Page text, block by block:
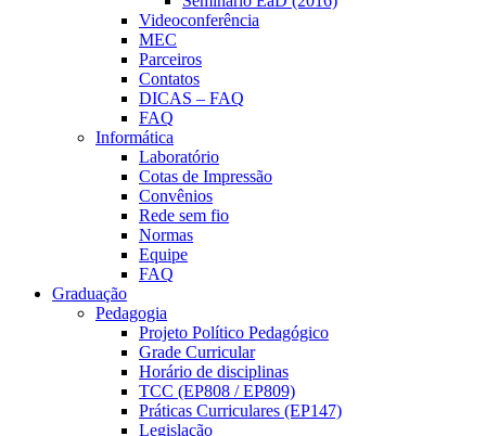
Videoconferência
MEC
Parceiros
Contatos
DICAS – FAQ
FAQ
Informática
Laboratório
Cotas de Impressão
Convênios
Rede sem fio
Normas
Equipe
FAQ
Graduação
Pedagogia
Projeto Político Pedagógico
Grade Curricular
Horário de disciplinas
TCC (EP808 / EP809)
Práticas Curriculares (EP147)
Legislação